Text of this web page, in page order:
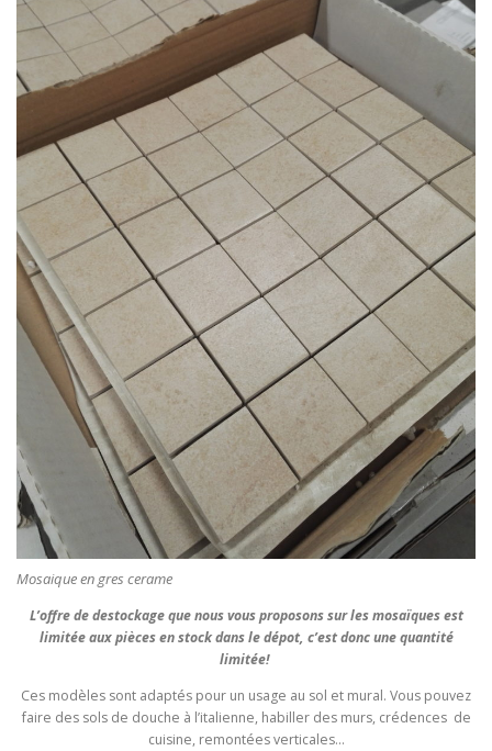
Mosaique en gres cerame
L’offre de destockage que nous vous proposons sur les mosaïques est
limitée aux pièces en stock dans le dépot, c’est donc une quantité
limitée!
Ces modèles sont adaptés pour un usage au sol et mural. Vous pouvez
faire des sols de douche à l’italienne, habiller des murs, crédences de
cuisine, remontées verticales…